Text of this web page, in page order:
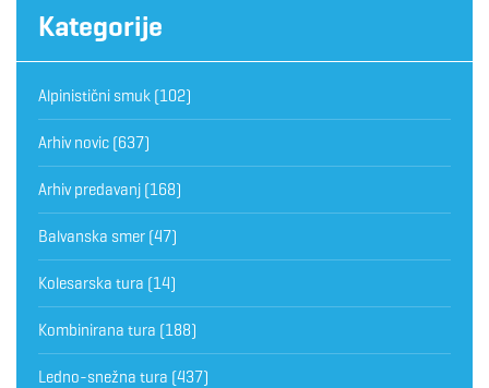
Kategorije
Alpinistični smuk (102)
Arhiv novic (637)
Arhiv predavanj (168)
Balvanska smer (47)
Kolesarska tura (14)
Kombinirana tura (188)
Ledno-snežna tura (437)